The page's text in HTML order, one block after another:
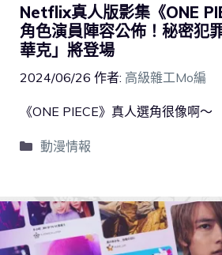
Netflix真人版影集《ONE
角色演員陣容公佈！秘密犯
華克」將登場
2024/06/26 作者: 高級雜工Mo編
《ONE PIECE》真人選角很像啊～
動漫情報